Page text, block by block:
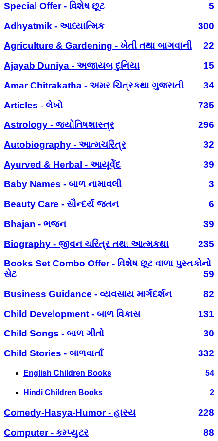
Special Offer - વિશેષ છૂટ
5
Adhyatmik - આધ્યાત્મિક
300
Agriculture & Gardening - ખેતી તથા બાગવાની
22
Ajayab Duniya - અજાયબ દુનિયા
15
Amar Chitrakatha - અમર ચિત્રકથા ગુજરાતી
34
Articles - લેખો
735
Astrology - જ્યોતિષશાસ્ત્ર
296
Autobiography - આત્મચરિત્ર
32
Ayurved & Herbal - આયૂર્વેદ
39
Baby Names - બાળ નામાવલી
3
Beauty Care - સૌન્દર્ય જતન
6
Bhajan - ભજન
39
Biography - જીવન ચરિત્ર તથા આત્મકથા
235
Books Set Combo Offer - વિશેષ છૂટ વાળા પુસ્તકોનો
સેટ
59
Business Guidance - વ્યવસાય માર્ગદર્શન
82
Child Development - બાળ વિકાસ
131
Child Songs - બાળ ગીતો
30
Child Stories - બાળવાર્તા
332
English Children Books 54
Hindi Children Books 2
Comedy-Hasya-Humor - હાસ્ય
228
Computer - કમ્પ્યુટર
88